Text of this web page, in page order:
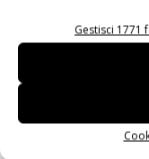
Gestisci 1771
Rosenberger OSI
digitalizzazione
Massimiliano Luce